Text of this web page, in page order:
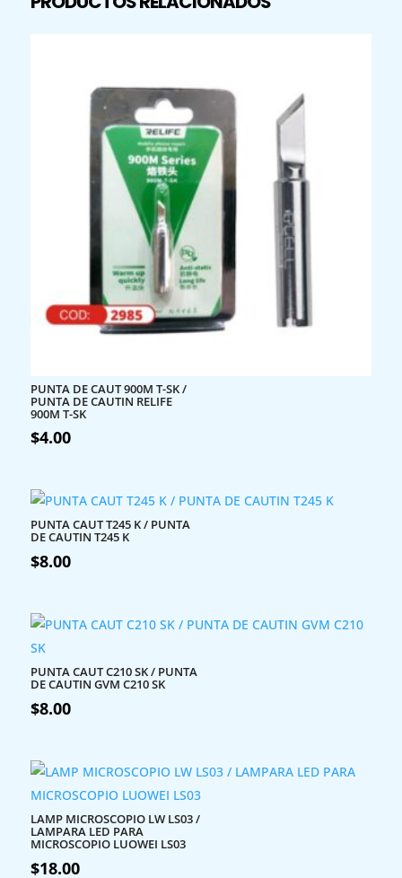
PUNTA DE CAUT 900M T-SK /
PUNTA DE CAUTIN RELIFE
900M T-SK
$4.00
PUNTA CAUT T245 K / PUNTA
DE CAUTIN T245 K
$8.00
PUNTA CAUT C210 SK / PUNTA
DE CAUTIN GVM C210 SK
$8.00
LAMP MICROSCOPIO LW LS03 /
LAMPARA LED PARA
MICROSCOPIO LUOWEI LS03
$18.00